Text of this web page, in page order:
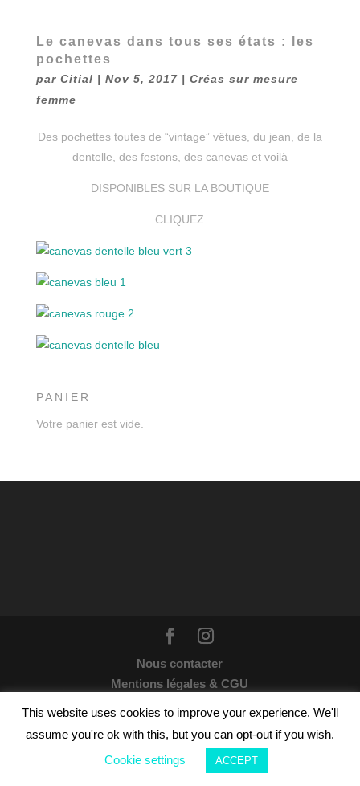
Le canevas dans tous ses états : les
pochettes
par Citial | Nov 5, 2017| Créas sur mesure
femme
Des pochettes toutes de “vintage” vêtues, du jean, de la
dentelle, des festons, des canevas et voilà
DISPONIBLES SUR LA BOUTIQUE
CLIQUEZ
PANIER
Votre panier est vide.
Nous contacter
Mentions légales & CGU
réservés : Les enchanteuses
Crédits photos sur ce site par
Takrapule
© 2021 &
Olivier Sochard© 2021 - Tous droits réservés
This website uses cookies to improve your experience. We'll
assume you're ok with this, but you can opt-out if you wish.
Cookie settings
ACCEPT